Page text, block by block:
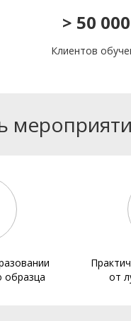
> 50 000
Клиентов
образца
от